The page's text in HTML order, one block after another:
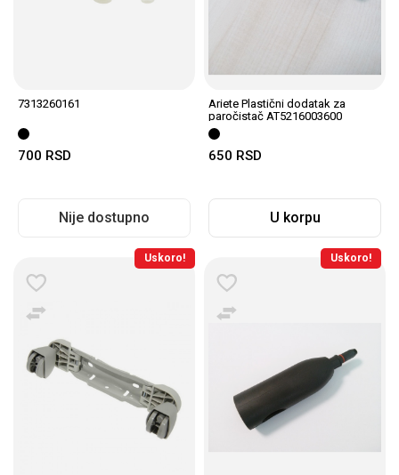
7313260161
700 RSD
Nije dostupno
Ariete Plastični dodatak za
paročistač AT5216003600
650 RSD
U korpu
Uskoro! Uskoro!